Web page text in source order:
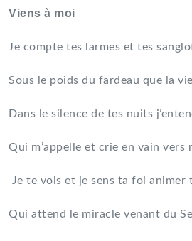
DES HMONG
Viens à moi
Je compte tes larmes et tes
Sous le poids du fardeau que la
Dans le silence de tes nuits
Qui m’appelle et crie en vain vers
Je te vois et je sens ta foi
Qui attend le miracle venant du